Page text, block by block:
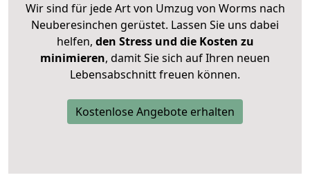
Wir sind für jede Art von Umzug von Worms nach
Neuberesinchen gerüstet. Lassen Sie uns dabei
helfen, den Stress und die Kosten zu
minimieren, damit Sie sich auf Ihren neuen
Lebensabschnitt freuen können.
Kostenlose Angebote erhalten